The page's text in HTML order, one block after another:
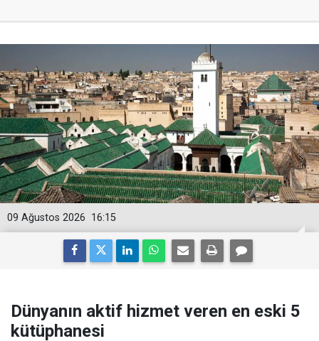
16:15
09 Ağustos 2026
Dünyanın aktif hizmet veren en eski 5
kütüphanesi